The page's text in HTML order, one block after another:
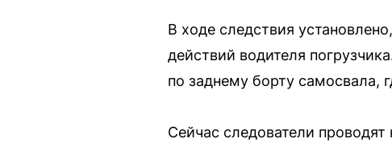
В ходе следствия
действий водителя
по заднему борту самосвала,
Сейчас следователи